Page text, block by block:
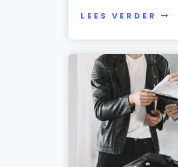
LEES VERDER